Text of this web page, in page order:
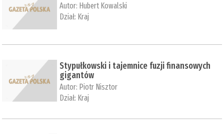
Autor: Hubert Kowalski
Dział: Kraj
Stypułkowski i tajemnice fuzji finansowych
gigantów
Autor: Piotr Nisztor
Dział: Kraj